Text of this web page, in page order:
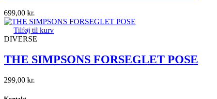
699,00 kr.
Tilføj til kurv
DIVERSE
THE SIMPSONS FORSEGLET POSE
299,00 kr.